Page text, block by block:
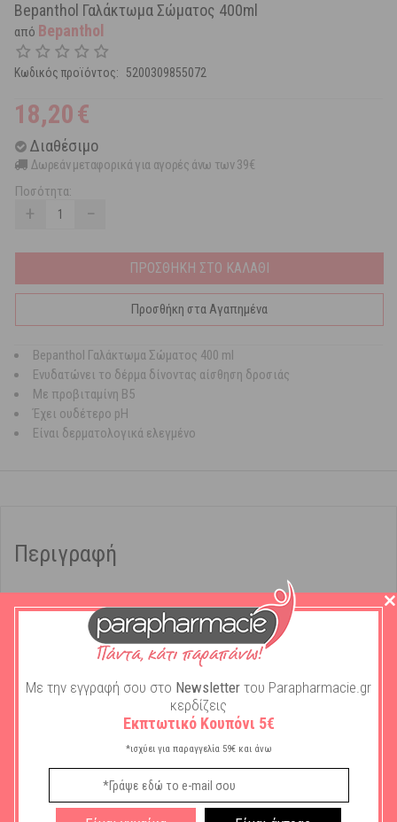
Bepanthol Γαλάκτωμα Σώματος 400ml
από Bepanthol
Κωδικός προϊόντος: 5200309855072
18,20€
Διαθέσιμο
Δωρεάν μεταφορικά για αγορές άνω των 39€
Ποσότητα:
+ −
ΠΡΟΣΘΗΚΗ ΣΤΟ ΚΑΛΑΘΙ
Προσθήκη στα Αγαπημένα
Bepanthol Γαλάκτωμα Σώματος 400 ml
Ενυδατώνει το δέρμα δίνοντας αίσθηση δροσιάς
Με προβιταμίνη Β5
Έχει ουδέτερο pH
Είναι δερματολογικά ελεγμένο
Περιγραφή
Καθημερινή ενυδάτωση και φροντίδα για το
δέρμα. Αίσθηση δροσιάς & φρεσκάδας.
Περιποιηθείτε καθημερινά την επιδερμίδα σας με το Bepanthol
Η σύνθεσή του με προβιταμίνη Β5:
το δέρμα δίνοντας αίσθηση δροσιάς, απαλότητας
Είναιδερματολογικά ελεγμένομε αποδεδειγμένη ανεκτικότητα.
Με την εγγραφή σου στο Newsletter του Parapharmacie.gr
κερδίζεις
Εκπτωτικό Κουπόνι 5€
*ισχύει για παραγγελία 59€ και άνω